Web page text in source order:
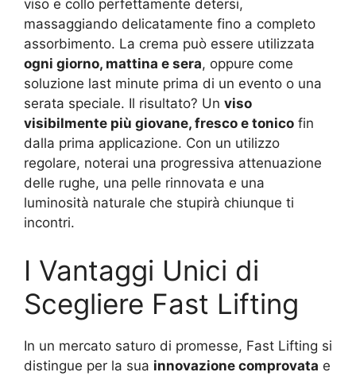
viso e collo perfettamente detersi,
massaggiando delicatamente fino a completo
assorbimento. La crema può essere utilizzata
ogni giorno, mattina e sera, oppure come
soluzione last minute prima di un evento o una
serata speciale. Il risultato? Un viso
visibilmente più giovane, fresco e tonico fin
dalla prima applicazione. Con un utilizzo
regolare, noterai una progressiva attenuazione
delle rughe, una pelle rinnovata e una
luminosità naturale che stupirà chiunque ti
incontri.
I Vantaggi Unici di
Scegliere Fast Lifting
In un mercato saturo di promesse, Fast Lifting si
distingue per la sua innovazione comprovata e